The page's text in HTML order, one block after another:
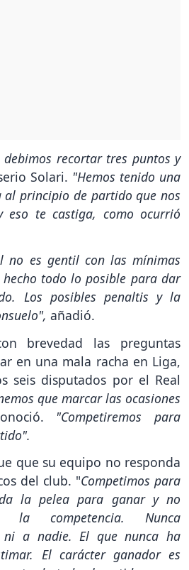
debimos recortar tres puntos y
Solari. "Hemos tenido una
al principio de partido que nos
te castiga, como ocurrió
no es gentil con las mínimas
hecho todo lo posible para dar
Los posibles penaltis y la
añadió.
brevedad las preguntas
en una mala racha en Liga,
seis disputados por el Real
que marcar las ocasiones
"Competiremos para
que su equipo no responda
del club. "Competimos para
la pelea para ganar y no
la competencia. Nunca
ni a nadie. El que nunca ha
El carácter ganador es